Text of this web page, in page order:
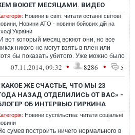
ВОЮЕТ МЕСЯЦАМИ. ВИДЕО
Новини в світі: читати останні світові
Новини АТО - новини бойових дій на
України
И вот который месяц воюют они, но все
никого не могут взять в плен или
бы показать убитого. Уже можно было
собрать два ведра иностран...
07.11.2014, 09:32 • 8286 • 5
ЖЕ СЧАСТЬЕ, ЧТО МЫ 23
НАЗАД ОТДЕЛИЛИСЬ ОТ ВАС» -
ОБ ИНТЕРВЬЮ ГИРКИНА
Новини суспільства: читати соціальні
сумев построить ничего нормального в